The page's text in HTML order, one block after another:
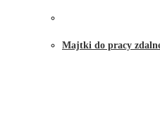
Majtki do pracy